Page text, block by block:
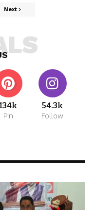
Next
Pin
54.3k
Follow